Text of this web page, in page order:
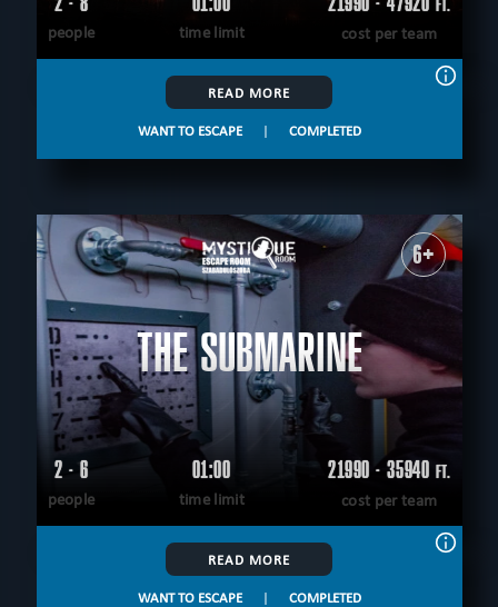
people time limit
FT.
cost per team
READ MORE
WANT TO ESCAPE | COMPLETED
6+
THE SUBMARINE
2 - 6
people
01:00
time limit
21990 - 35940 FT.
cost per team
READ MORE
WANT TO ESCAPE | COMPLETED